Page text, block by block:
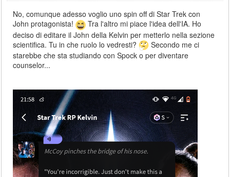
No, comunque adesso voglio uno spin off di Star Trek con
John protagonista!
Tra l'altro mi piace l'idea dell'IA. Ho
deciso di editare il John della Kelvin per metterlo nella sezione
scientifica. Tu in che ruolo lo vedresti?
Secondo me ci
starebbe che sta studiando con Spock o per diventare
counselor...